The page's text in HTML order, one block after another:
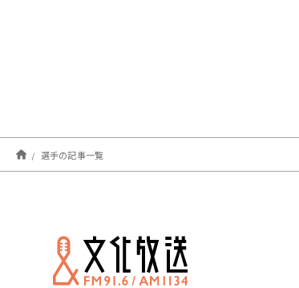
選手の記事一覧